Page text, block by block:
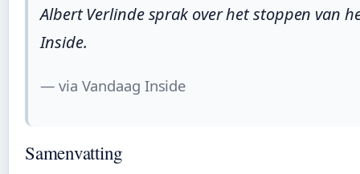
Albert Verlinde sprak over het stoppen van
Inside.
— via Vandaag Inside
Samenvatting